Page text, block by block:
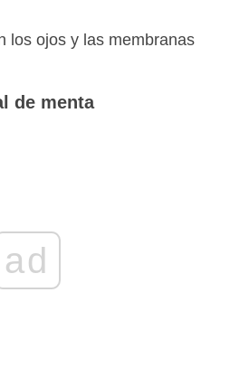
los ojos y las membranas
de menta
ad